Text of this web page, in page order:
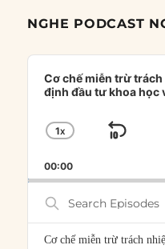
NGHE PODCAST
Audio
Player
Cơ chế miễn trừ
định đầu tư khoa học
CHANGE
RATE
1X
SKIP
00:00
Search
Episodes
Cơ chế miễn trừ trách